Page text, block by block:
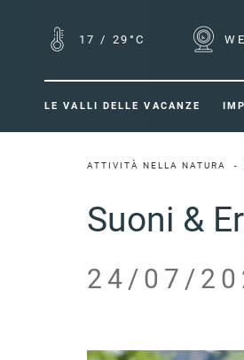
17 / 29°C
LE VALLI DELLE VACANZE
ATTIVITÀ NELLA NATURA
Suoni &
24/07/